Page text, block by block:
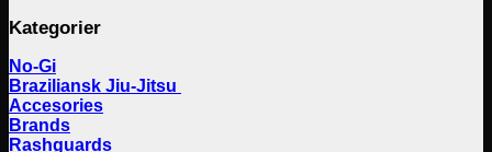
Kategorier
No-Gi
Braziliansk Jiu-Jitsu
Accesories
Brands
Rashguards